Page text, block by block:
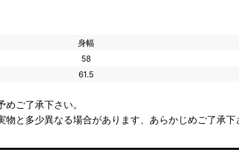
身幅
58
61.5
ご了承下さい。
と多少異なる場合があります、あらかじめご了承下